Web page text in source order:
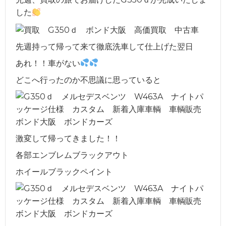
した
先週持って帰って来て徹底洗車して仕上げた翌日
あれ！！車がない
どこへ行ったのか不思議に思っていると
激変して帰ってきました！！
各部エンブレムブラックアウト
ホイールブラックペイント